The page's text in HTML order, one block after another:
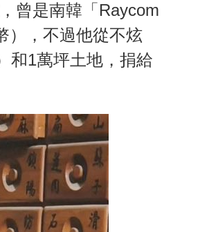
曾是南韓「Raycom
），不過他從不炫
和1萬坪土地，捐給